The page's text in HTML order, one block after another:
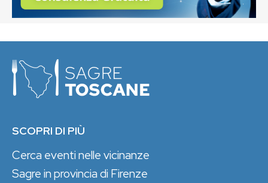
SCOPRI DI PIÙ
Cerca eventi nelle vicinanze
Sagre in provincia di Firenze